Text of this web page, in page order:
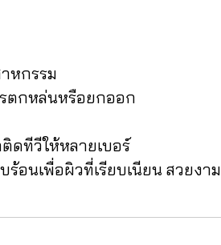
หกรรม
ตกหล่นหรือยกออก
ทีวีให้หลายเบอร์
อนเพื่อผิวที่เรียบเนียน สวยงาม